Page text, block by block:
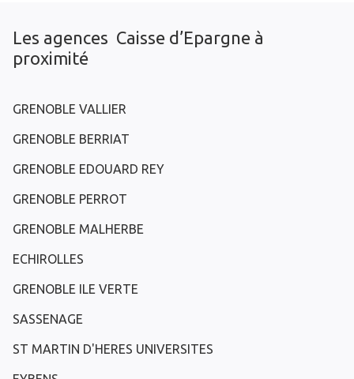
Les agences Caisse d’Epargne à
proximité
GRENOBLE VALLIER
GRENOBLE BERRIAT
GRENOBLE EDOUARD REY
GRENOBLE PERROT
GRENOBLE MALHERBE
ECHIROLLES
GRENOBLE ILE VERTE
SASSENAGE
ST MARTIN D'HERES UNIVERSITES